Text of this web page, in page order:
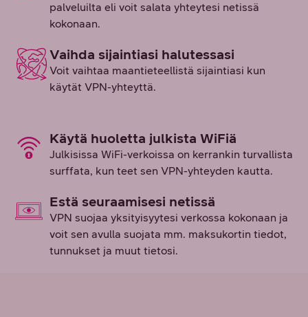
palveluilta eli voit salata yhteytesi netissä
kokonaan.
Vaihda sijaintiasi halutessasi
Voit vaihtaa maantieteellistä sijaintiasi kun
käytät VPN-yhteyttä.
Käytä huoletta julkista WiFiä
Julkisissa WiFi-verkoissa on kerrankin turvallista
surffata, kun teet sen VPN-yhteyden kautta.
Estä seuraamisesi netissä
VPN suojaa yksityisyytesi verkossa kokonaan ja
voit sen avulla suojata mm. maksukortin tiedot,
tunnukset ja muut tietosi.